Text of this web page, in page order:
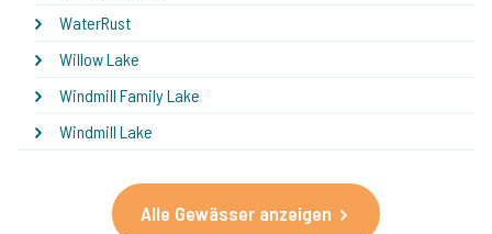
WaterRust
Willow Lake
Windmill Family Lake
Windmill Lake
Alle Gewässer anzeigen